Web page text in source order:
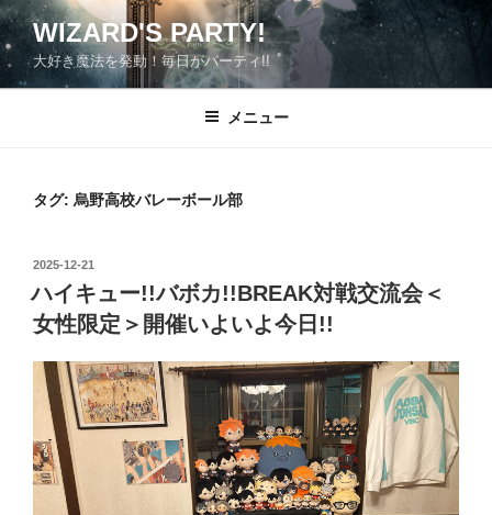
コ
ン
テ
ン
WIZARD'S PARTY!
大好き魔法を発動！毎日がパーティ!!
メニュー
タグ: 烏野高校バレーボール部
投
日:
2025-12-21
ハイキュー!!バボカ!!BREAK対戦交流会＜
女性限定＞開催いよいよ今日!!